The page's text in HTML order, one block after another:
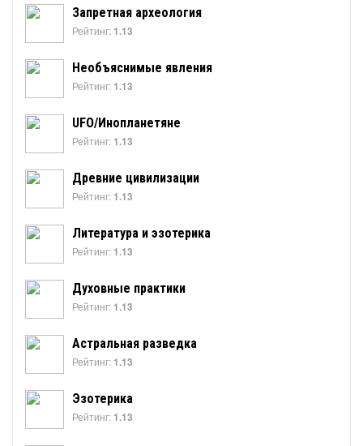
Запретная археология
Рейтинг: 1.13
Необъяснимые явления
Рейтинг: 1.13
UFO/Инопланетяне
Рейтинг: 1.13
Древние цивилизации
Рейтинг: 1.13
Литература и эзотерика
Рейтинг: 1.13
Духовные практики
Рейтинг: 1.13
Астральная разведка
Рейтинг: 1.13
Эзотерика
Рейтинг: 1.13